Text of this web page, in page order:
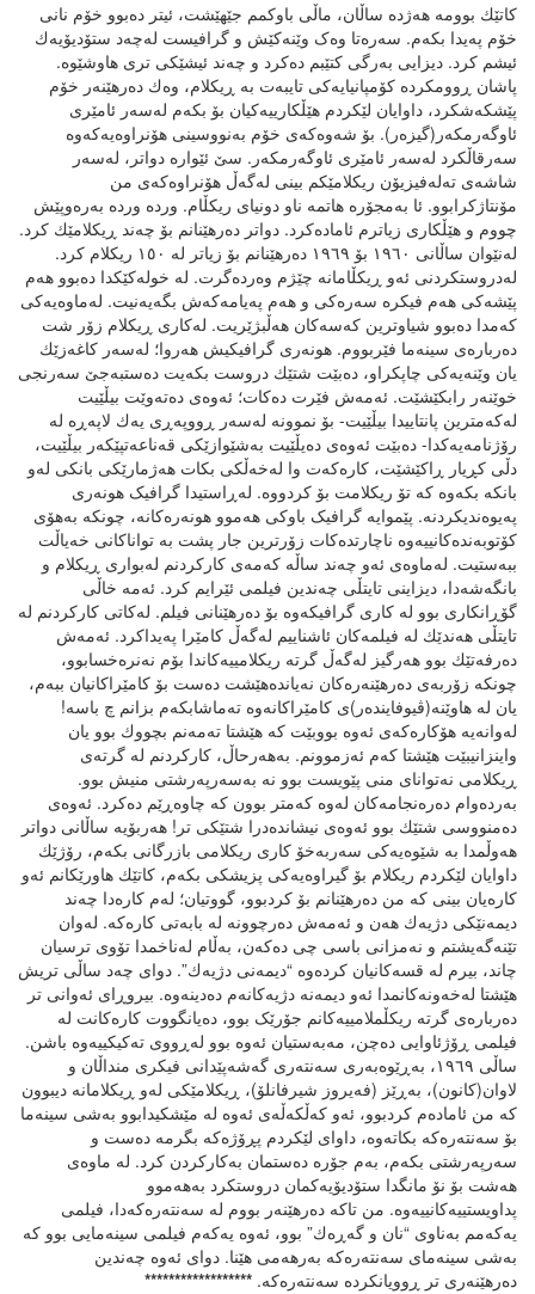
کاتێك بوومە هەژدە ساڵان، ماڵی باوکمم جێهێشت، ئیتر دەبوو خۆم نانی
خۆم پەیدا بکەم. سەرەتا وەک وێنەکێش و گرافیست لەچەد ستۆدیۆیەك
ئیشم کرد. دیزایی بەرگی کتێبم دەکرد و چەند ئیشێکی تری هاوشێوە.
پاشان ڕوومکردە کۆمپانیایەکی تایبەت بە ڕیکلام، وەك دەرهێنەر خۆم
پێشکەشکرد، داوایان لێکردم هێڵکارییەکیان بۆ بکەم لەسەر ئامێری
ئاوگەرمکەر(گیزەر). بۆ شەوەکەی خۆم بەنووسینی هۆنراوەیەکەوە
سەرقاڵکرد لەسەر ئامێری ئاوگەرمکەر. سێ ئێوارە دواتر، لەسەر
شاشەی تەلەفیزیۆن ریکلامێکم بینی لەگەڵ هۆنراوەکەی من
مۆنتاژکرابوو. ئا بەمجۆرە هاتمە ناو دونیای ریکڵام. وردە وردە بەرەوپێش
چووم و هێڵکاری زیاترم ئامادەکرد. دواتر دەرهێنانم بۆ چەند ڕیکلامێك کرد.
لەنێوان ساڵانی ١٩٦٠ بۆ ١٩٦٩ دەرهێنانم بۆ زیاتر لە ١٥٠ ریکلام کرد.
لەدروستکردنی ئەو ڕیکڵامانە چێژم وەردەگرت. لە خولەکێکدا دەبوو هەم
پێشەکی هەم فیکرە سەرەکی و هەم پەیامەکەش بگەیەنیت. لەماوەیەکی
کەمدا دەبوو شیاوترین کەسەکان هەڵبژێریت. لەکاری ڕیکلام زۆر شت
دەربارەی سینەما فێربووم. هونەری گرافیكیش هەروا؛ لەسەر کاغەزێك
یان وێنەیەکی چاپکراو، دەبێت شتێك دروست بکەیت دەستبەجێ سەرنجی
خوێنەر رابکێشێت. ئەمەش فێرت دەکات؛ ئەوەی دەتەوێت بیڵێیت
لەکەمترین پانتاییدا بیڵێیت- بۆ نموونە لەسەر ڕووپەڕی یەك لاپەڕە لە
رۆژنامەیەکدا- دەبێت ئەوەی دەیڵێیت بەشێوازێکی قەناعەتپێکەر بیڵێیت،
دڵی کڕیار ڕاکێشێت، کارەکەت وا لەخەڵکی بکات هەژمارێکی بانکی لەو
بانکە بکەوە کە تۆ ریکلامت بۆ کردووە. لەڕاستیدا گرافیک هونەری
پەیوەندیکردنە. پێموایە گرافیک باوکی هەموو هونەرەکانە، چونکە بەهۆی
کۆتوبەندەکانییەوە ناچارتدەکات زۆرترین جار پشت بە تواناکانی خەیاڵت
ببەستیت. لەماوەی ئەو چەند ساڵە کەمەی کارکردنم لەبواری ڕیکلام و
بانگەشەدا، دیزاینی تایتڵی چەندین فیلمی ئێرایم کرد. ئەمە خاڵی
گۆڕانکاری بوو لە کاری گرافیکەوە بۆ دەرهێنانی فیلم. لەکاتی کارکردنم لە
تایتڵی هەندێك لە فیلمەکان ئاشناییم لەگەڵ کامێرا پەیداکرد. ئەمەش
دەرفەتێك بوو هەرگیز لەگەڵ گرتە ریکلامییەکاندا بۆم نەنرەخسابوو،
چونکە زۆربەی دەرهێنەرەکان نەیاندەهێشت دەست بۆ کامێراکانیان ببەم،
یان لە هاوێنە(ڤیوفایندەر)ی کامێراکانەوە تەماشابکەم بزانم چ باسە!
لەوانەیە هۆکارەکەی ئەوە بووبێت کە هێشتا تەمەنم بچووك بوو یان
واینزانیبێت هێشتا کەم ئەزموونم. بەهەرحاڵ، کارکردنم لە گرتەی
ڕیكلامی نەتوانای منی پێویست بوو نە بەسەرپەرشتی منیش بوو.
بەردەوام دەرەنجامەکان لەوە کەمتر بوون کە چاوەڕێم دەکرد. ئەوەی
دەمنووسی شتێك بوو ئەوەی نیشاندەدرا شتێکی تر! هەربۆیە ساڵانی دواتر
هەوڵمدا بە شێوەیەکی سەربەخۆ کاری ریکلامی بازرگانی بکەم، رۆژێك
داوایان لێکردم ریکلام بۆ گیراوەیەکی پزیشکی بکەم، کاتێك هاورێکانم ئەو
کارەیان بینی کە من دەرهێنانم بۆ کردبوو، گووتیان؛ لەم کارەدا چەند
دیمەنێکی دژیەك هەن و ئەمەش دەرچوونە لە بابەتی کارەکە. لەوان
تێنەگەیشتم و نەمزانی باسی چی دەکەن، بەڵام لەناخمدا تۆوی ترسیان
چاند، بیرم لە قسەکانیان کردەوە “دیمەنی دژیەك”. دوای چەد ساڵی تریش
هێشتا لەخەونەکانمدا ئەو دیمەنە دژیەکانەم دەدینەوە. بیروڕای ئەوانی تر
دەربارەی گرتە ریکڵملامییەکانم جۆرێک بوو، دەیانگووت کارەکانت لە
فیلمی ڕۆژئاوایی دەچن، مەبەستیان ئەوە بوو لەڕووی تەکیکییەوە باشن.
ساڵی ١٩٦٩، بەڕێوەبەری سەنتەری گەشەپێدانی فیکری منداڵان و
لاوان(کانون)، بەڕێز (فەیروز شیرفانلۆ)، ڕیکلامێکی لەو ڕیکلامانە دیبوون
کە من ئامادەم کردبوو، ئەو کەڵکەڵەی ئەوە لە مێشکیدابوو بەشی سینەما
بۆ سەنتەرەکە بکاتەوە، داوای لێکردم پڕۆژەکە بگرمە دەست و
سەرپەرشتی بکەم، بەم جۆرە دەستمان بەکارکردن کرد. لە ماوەی
هەشت بۆ نۆ مانگدا ستۆدیۆیەکمان دروستکرد بەهەموو
پداویستییەکانییەوە. من تاکە دەرهێنەر بووم لە سەنتەرەکەدا، فیلمی
یەکەمم بەناوی “نان و گەڕەك” بوو، ئەوە یەکەم فیلمی سینەمایی بوو کە
بەشی سینەمای سەنتەرەکە بەرهەمی هێنا. دوای ئەوە چەندین
دەرهێنەری تر ڕوویانکردە سەنتەرەکە. ******************